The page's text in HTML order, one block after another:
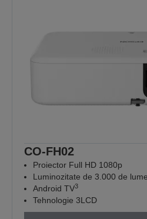
CO-FH02
Proiector Full HD 1080p
Luminozitate de 3.000 de
Android TV3
Tehnologie 3LCD